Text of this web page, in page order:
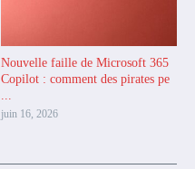
Nouvelle faille de Microsoft 365
Copilot : comment des pirates pe
juin 16, 2026